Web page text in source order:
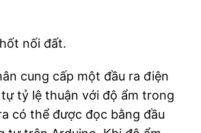
nối đất.
cung cấp một đầu ra điện
tỷ lệ thuận với độ ẩm trong
có thể được đọc bằng đầu